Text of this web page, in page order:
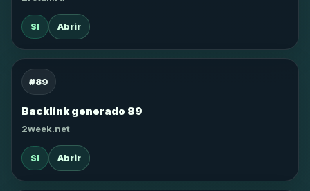
SI Abrir
#89
Backlink generado 89
2week.net
SI Abrir